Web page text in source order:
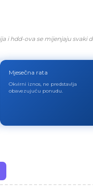
i hdd-ova se mijenjaju svaki
Mjesečna rata
Okvirni iznos, ne predstavlja
obavezujuću ponudu.